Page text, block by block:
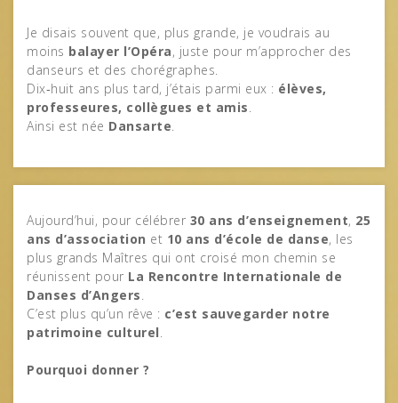
Je disais souvent que, plus grande, je voudrais au
moins balayer l’Opéra, juste pour m’approcher des
danseurs et des chorégraphes.
Dix‑huit ans plus tard, j’étais parmi eux : élèves,
professeures, collègues et amis.
Ainsi est née Dansarte.
Aujourd’hui, pour célébrer 30 ans d’enseignement, 25
ans d’association et 10 ans d’école de danse, les
plus grands Maîtres qui ont croisé mon chemin se
réunissent pour La Rencontre Internationale de
Danses d’Angers.
C’est plus qu’un rêve : c’est sauvegarder notre
patrimoine culturel.
Pourquoi donner ?